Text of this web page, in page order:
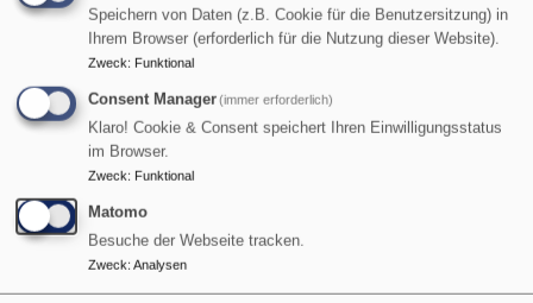
Endenergieverbrauch GHD
Diagramm Tabelle
Rahmendaten
Energiegewinnung und Energieverbrauch
Speichern von Daten (z.B. Cookie für die Benutzersitzung) in
Ihrem Browser (erforderlich für die Nutzung dieser Website).
Zweck: Funktional
Consent Manager(immer erforderlich)
Klaro! Cookie & Consent speichert Ihren Einwilligungsstatus
im Browser.
Zweck: Funktional
Matomo
Besuche der Webseite tracken.
Zweck: Analysen